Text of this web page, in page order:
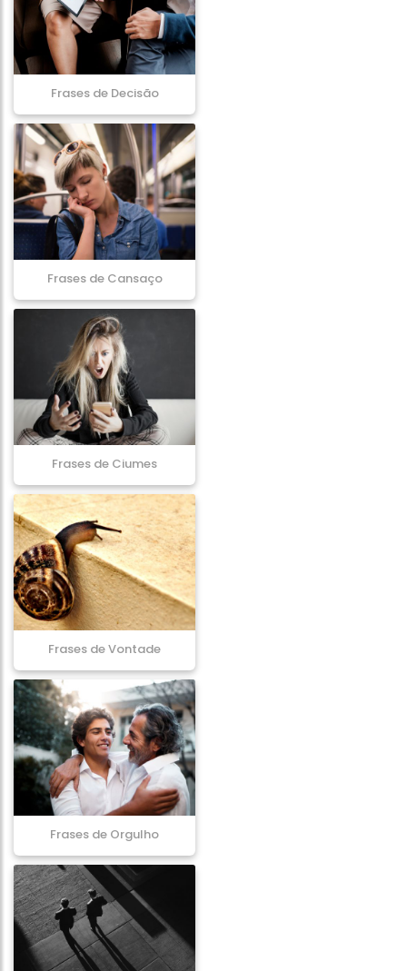
Frases de Decisão
Frases de Cansaço
Frases de Ciumes
Frases de Vontade
Frases de Orgulho